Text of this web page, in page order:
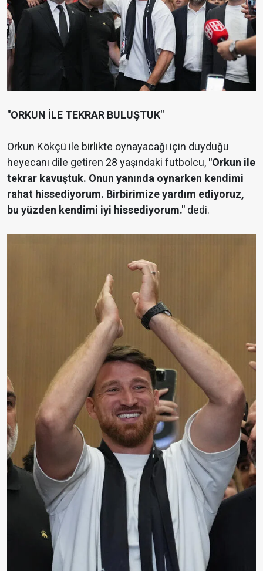
"ORKUN İLE TEKRAR BULUŞTUK"
Orkun Kökçü ile birlikte oynayacağı için duyduğu
heyecanı dile getiren 28 yaşındaki futbolcu, "Orkun ile
tekrar kavuştuk. Onun yanında oynarken kendimi
rahat hissediyorum. Birbirimize yardım ediyoruz,
bu yüzden kendimi iyi hissediyorum." dedi.